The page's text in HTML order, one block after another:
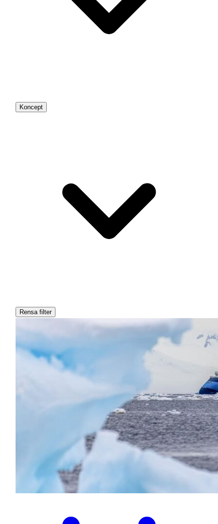
Koncept
Rensa filter